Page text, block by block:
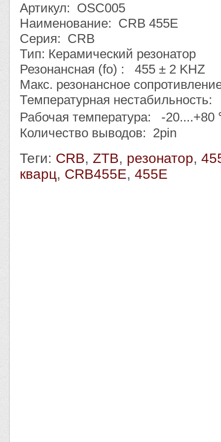
Артикул: OSC005
Наименование: CRB 455E
Серия: CRB
Тип: Керамический резонатор
Резонансная (fo) : 455 ± 2 KHZ
Макс. резонансное
Температурная
Рабочая температура: -
Количество выводов: 2pin
Теги: CRB, ZTB, резонатор,
кварц, CRB455E, 455E